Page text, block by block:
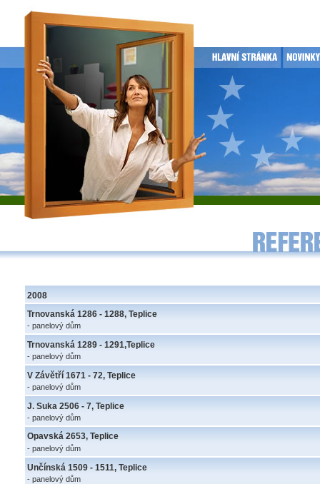
2008
Trnovanská 1286 - 1288, Teplice
- panelový dům
Trnovanská 1289 - 1291,Teplice
- panelový dům
V Závětří 1671 - 72, Teplice
- panelový dům
J. Suka 2506 - 7, Teplice
- panelový dům
Opavská 2653, Teplice
- panelový dům
Unčínská 1509 - 1511, Teplice
- panelový dům